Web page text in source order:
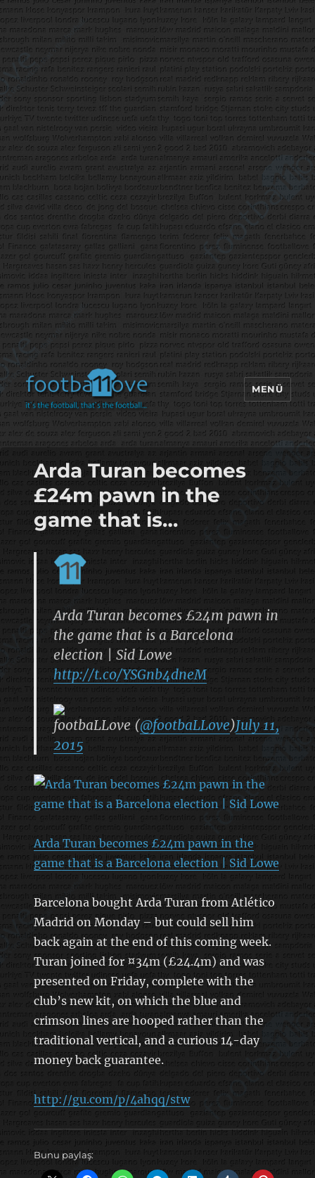
footbaLLove
MENÜ
Arda Turan becomes
£24m pawn in the
game that is…
Arda Turan becomes £24m pawn in
the game that is a Barcelona
election | Sid Lowe
http://t.co/YSGnb4dneM
footbaLLove (@footbaLLove)July 11,
2015
Arda Turan becomes £24m pawn in the
game that is a Barcelona election | Sid Lowe
Barcelona bought Arda Turan from Atlético
Madrid on Monday – but could sell him
back again at the end of this coming week.
Turan joined for ¤34m (£24.4m) and was
presented on Friday, complete with the
club’s new kit, on which the blue and
crimson lines are hooped rather than the
traditional vertical, and a curious 14-day
money back guarantee.
http://gu.com/p/4ahqq/stw
Bunu paylaş: